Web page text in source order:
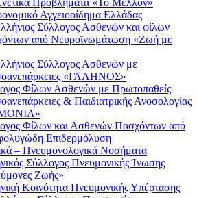
Προβλήματα «Το Μέλλον»
Αγγειοοίδημα Ελλάδας
Σύλλογος Ασθενών και φίλων
από Νευροϊνωμάτωση «Ζωή με
Σύλλογος Ασθενών με
«ΓΑΛΗΝΟΣ»
Φίλων Ασθενών με Πρωτοπαθείς
& Παιδιατρικής Ανοσολογίας
Φίλων και Ασθενών Πασχόντων από
Επιδερμόλυση
– Πνευμονολογικά Νοσήματα
Σύλλογος Πνευμονικής Ίνωσης
Ζωής»
Κοινότητα Πνευμονικής Υπέρτασης